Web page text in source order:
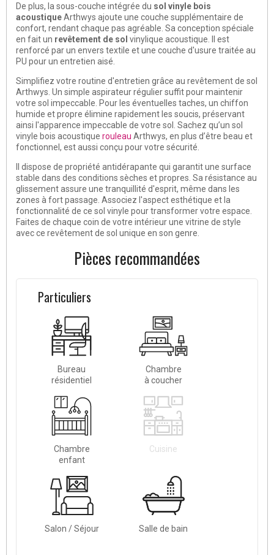
De plus, la sous-couche intégrée du sol vinyle bois
acoustiqueArthwys ajoute une couche supplémentaire de
confort, rendant chaque pas agréable. Sa conception spéciale
en fait un revêtement de sol vinylique acoustique. Il est
renforcé par un envers textile et une couche d'usure traitée au
PU pour un entretien aisé.
Simplifiez votre routine d'entretien grâce au revêtement de sol
Arthwys. Un simple aspirateur réguliersuffit pour maintenir
votre sol impeccable. Pour les éventuelles taches, un chiffon
humide et propre élimine rapidement les soucis, préservant
ainsi l'apparence impeccable de votre sol. Sachez qu’un sol
vinyle bois acoustique rouleau Arthwys, en plus d’être beau et
fonctionnel, est aussi conçu pour votre sécurité.
Il dispose de propriété antidérapante qui garantit une surface
stable dans des conditions sèches et propres. Sa résistance au
glissementassure une tranquillité d'esprit, même dans les
zones à fort passage. Associez l'aspect esthétique et la
fonctionnalité de ce sol vinyle pour transformer votre espace.
Faites de chaque coin de votre intérieur une vitrine de style
avec ce revêtement de sol unique en son genre.
Pièces recommandées
Particuliers
Bureau
résidentiel
Chambre
à coucher
Chambre
enfant
Cuisine
Salon / Séjour Salle de bain